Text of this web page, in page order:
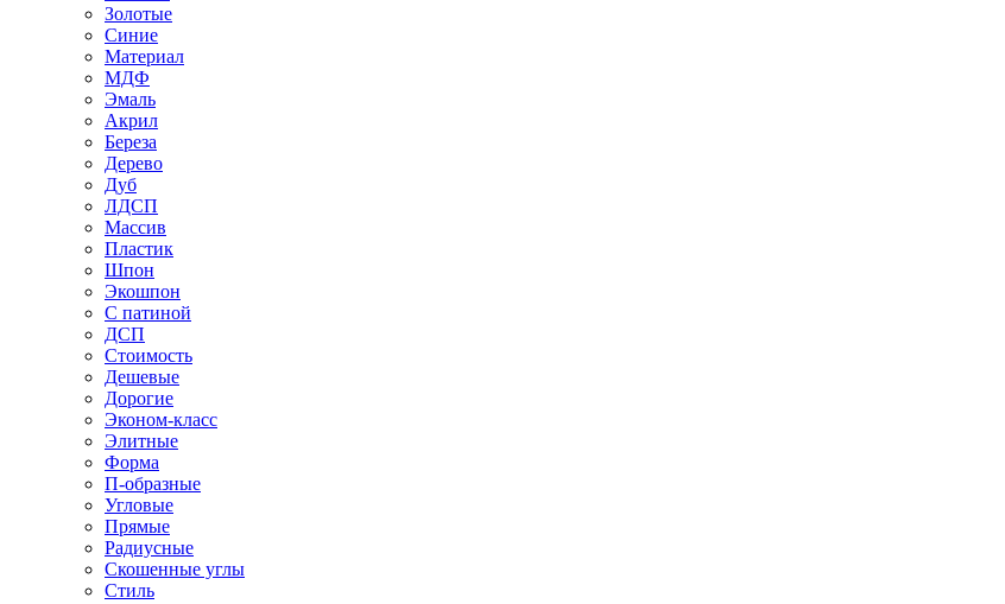
Золотые
Синие
Материал
МДФ
Эмаль
Акрил
Береза
Дерево
Дуб
ЛДСП
Массив
Пластик
Шпон
Экошпон
С патиной
ДСП
Стоимость
Дешевые
Дорогие
Эконом-класс
Элитные
Форма
П-образные
Угловые
Прямые
Радиусные
Скошенные углы
Стиль